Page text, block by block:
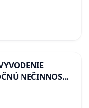
NEČINNOSŤ